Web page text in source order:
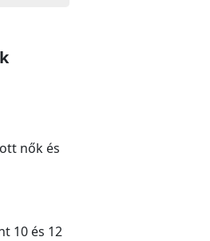
nők és
10 és 12